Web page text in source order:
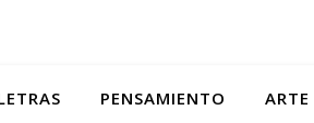
PENSAMIENTO ARTE